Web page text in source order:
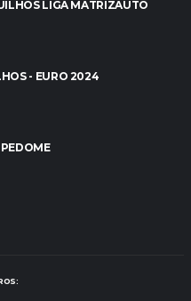
LIGA MATRIZAUTO
- EURO 2024